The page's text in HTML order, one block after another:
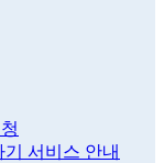
서비스 안내